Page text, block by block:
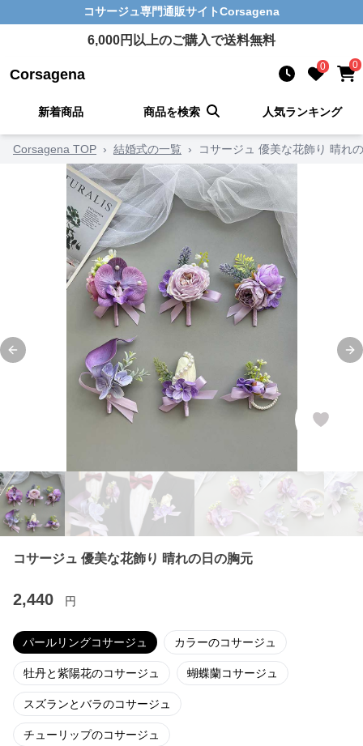
コサージュ専門通販サイトCorsagena
6,000円以上のご購入で送料無料
Corsagena 0 0
新着商品 商品を検索 人気ランキング
Corsagena TOP › 結婚式の一覧 › コサージュ 優美な花飾り 晴れ
Previous slide
コサージュ 優美な花飾り 晴れの日の胸元
2,440 円
パールリングコサージュ カラーのコサージュ
牡丹と紫陽花のコサージュ 蝴蝶蘭コサージュ
スズランとバラのコサージュ
チューリップのコサージュ